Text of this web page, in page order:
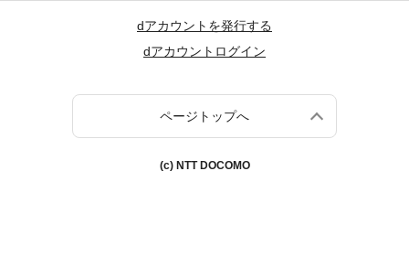
dアカウントを発行する
dアカウントログイン
ページトップへ
(c) NTT DOCOMO